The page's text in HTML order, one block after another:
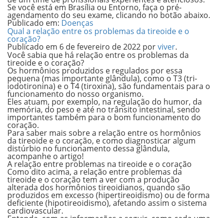
Se você está em Brasília ou Entorno, faça o pré-
agendamento do seu exame, clicando no botão abaixo.
Publicado em: Doenças
Qual a relação entre os problemas da tireoide e o
coração?
Publicado em 6 de fevereiro de 2022 porviver.
Você sabia que há relação entre os problemas da
tireoide e o coração?
Os hormônios produzidos e regulados por essa
pequena (mas importante glândula), como o T3 (tri-
iodotironina) e o T4 (tiroxina), são fundamentais para o
funcionamento do nosso organismo.
Eles atuam, por exemplo, na regulação do humor, da
memória, do peso e até no trânsito intestinal, sendo
importantes também para o bom funcionamento do
coração.
Para saber mais sobre a relação entre os hormônios
da tireoide e o coração, e como diagnosticar algum
distúrbio no funcionamento dessa glândula,
acompanhe o artigo!
A relação entre problemas na tireoide e o coração
Como dito acima, a relação entre problemas da
tireoide e o coração tem a ver com a produção
alterada dos hormônios tireoidianos, quando são
produzidos em excesso (hipertireoidismo) ou de forma
deficiente (hipotireoidismo), afetando assim o sistema
cardiovascular.